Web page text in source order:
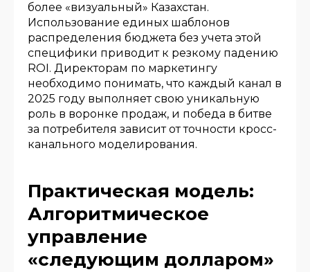
более «визуальный» Казахстан.
Использование единых шаблонов
распределения бюджета без учета этой
специфики приводит к резкому падению
ROI. Директорам по маркетингу
необходимо понимать, что каждый канал в
2025 году выполняет свою уникальную
роль в воронке продаж, и победа в битве
за потребителя зависит от точности кросс-
канального моделирования.
Практическая модель:
Алгоритмическое
управление
«следующим долларом»